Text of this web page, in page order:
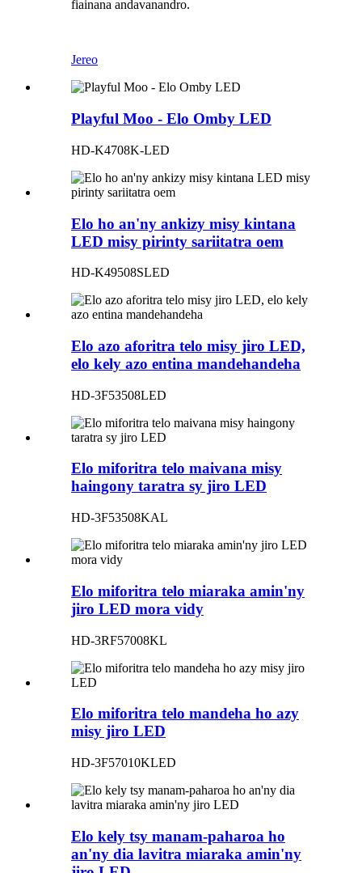
fiainana andavanandro.
Jereo
Playful Moo - Elo Omby LED
HD-K4708K-LED
Elo ho an'ny ankizy misy kintana
LED misy pirinty sariitatra oem
HD-K49508SLED
Elo azo aforitra telo misy jiro LED,
elo kely azo entina mandehandeha
HD-3F53508LED
Elo miforitra telo maivana misy
haingony taratra sy jiro LED
HD-3F53508KAL
Elo miforitra telo miaraka amin'ny
jiro LED mora vidy
HD-3RF57008KL
Elo miforitra telo mandeha ho azy
misy jiro LED
HD-3F57010KLED
Elo kely tsy manam-paharoa ho
an'ny dia lavitra miaraka amin'ny